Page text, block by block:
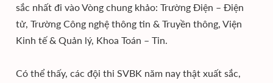
sắc nhất đi vào Vòng chung khảo: Trường Điện – Điện
tử, Trường Công nghệ thông tin & Truyền thông, Viện
Kinh tế & Quản lý, Khoa Toán – Tin.
Có thể thấy, các đội thi SVBK năm nay thật xuất sắc,